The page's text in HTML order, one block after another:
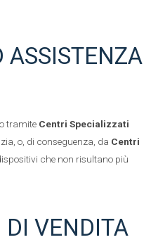
ASSISTENZA
tramite Centri Specializzati
o, di conseguenza, da Centri
che non risultano più
VENDITA